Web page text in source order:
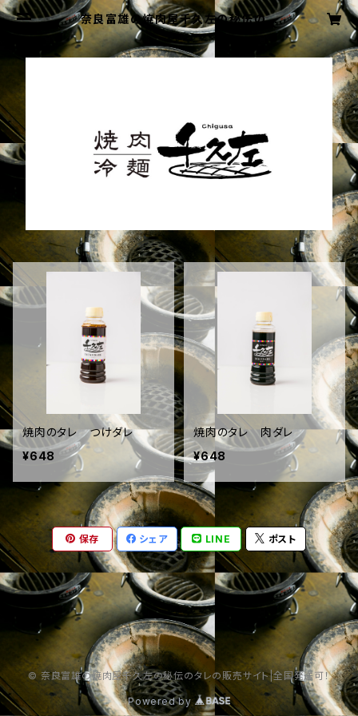
奈良富雄の焼肉屋千久左の秘伝のタ
レの販売サイト|全国発送可！
焼肉のタレ つけダレ
¥648
焼肉のタレ 肉ダレ
¥648
保存 シェア LINE ポスト
© 奈良富雄の焼肉屋千久左の秘伝のタレの販売サイト|全国発送可！
Powered by